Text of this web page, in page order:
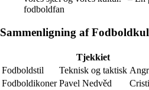
fodboldfan
Sammenligning af
Tjekkiet
Fodboldstil
Teknisk og taktisk
Fodboldikoner Pavel Nedvěd